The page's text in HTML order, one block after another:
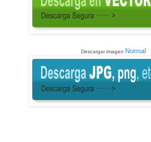
Descargar imagen Normal